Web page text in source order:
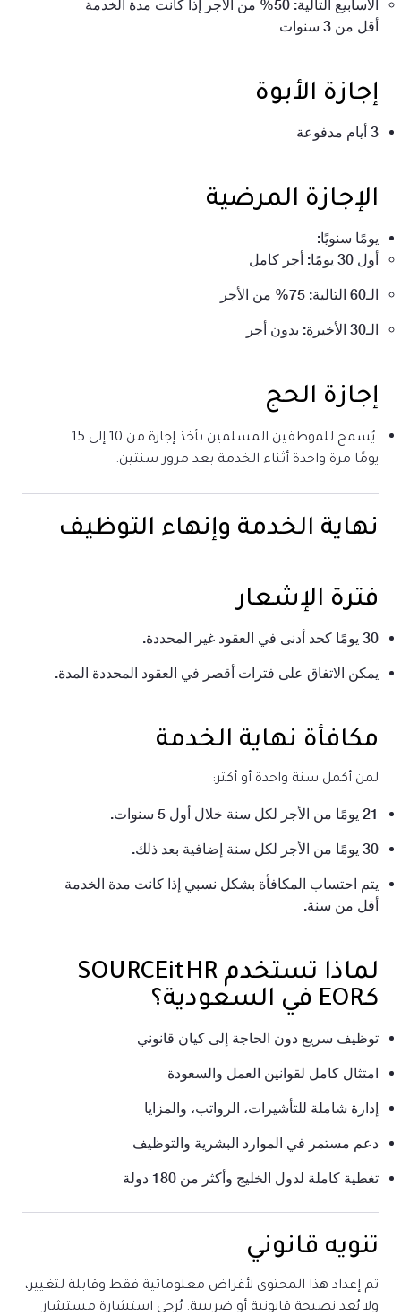
الأسابيع التالية: 50% من الأجر إذا كانت مدة الخدمة
أقل من 3 سنوات
إجازة الأبوة
3 أيام مدفوعة
الإجازة المرضية
يومًا سنويًا:
أول 30 يومًا: أجر كامل
الـ60 التالية: 75% من الأجر
الـ30 الأخيرة: بدون أجر
إجازة الحج
يُسمح للموظفين المسلمين بأخذ إجازة من 10 إلى 15
يومًا مرة واحدة أثناء الخدمة بعد مرور سنتين.
نهاية الخدمة وإنهاء التوظيف
فترة الإشعار
30 يومًا كحد أدنى في العقود غير المحددة.
يمكن الاتفاق على فترات أقصر في العقود المحددة المدة.
مكافأة نهاية الخدمة
لمن أكمل سنة واحدة أو أكثر:
21 يومًا من الأجر لكل سنة خلال أول 5 سنوات.
30 يومًا من الأجر لكل سنة إضافية بعد ذلك.
يتم احتساب المكافأة بشكل نسبي إذا كانت مدة الخدمة
أقل من سنة.
لماذا تستخدم SOURCEitHR
كـEOR في السعودية؟
توظيف سريع دون الحاجة إلى كيان قانوني
امتثال كامل لقوانين العمل والسعودة
إدارة شاملة للتأشيرات، الرواتب، والمزايا
دعم مستمر في الموارد البشرية والتوظيف
تغطية كاملة لدول الخليج وأكثر من 180 دولة
تنويه قانوني
تم إعداد هذا المحتوى لأغراض معلوماتية فقط وقابلة لتغيير،
ولا يُعد نصيحة قانونية أو ضريبية. يُرجى استشارة مستشار